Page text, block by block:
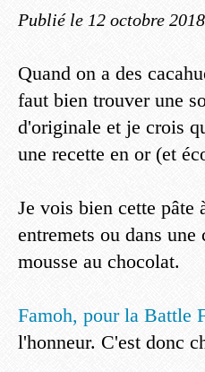
Publié le 12 octobre 2018
Quand on a des
faut bien trouver une
d'originale et je crois
une recette en or (et
Je vois bien cette pâte
entremets ou dans
mousse au chocolat.
Famoh, pour la Battle
l'honneur. C'est donc